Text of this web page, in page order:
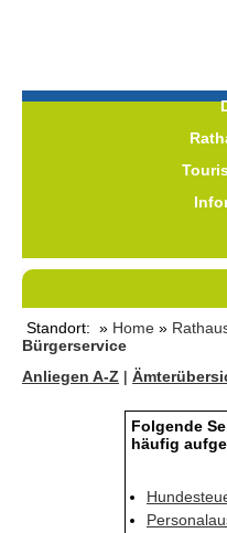
Standort: » Home »
Bürgerservice
Anliegen A-Z |
Folgende
häufig